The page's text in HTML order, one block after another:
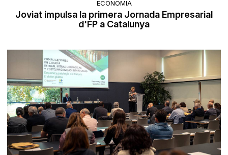
ECONOMIA
Joviat impulsa la primera Jornada Empresarial
d'FP a Catalunya